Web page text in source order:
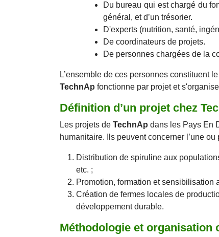
Du bureau qui est chargé du
général, et d’un trésorier.
D'experts (nutrition, santé,
De coordinateurs de projets.
De personnes chargées de la
L’ensemble de ces personnes constituent
TechnAp fonctionne par projet et
Définition d’un projet chez
Les projets de TechnAp dans les Pays En
humanitaire. Ils peuvent concerner l’une
Distribution de spiruline aux
etc. ;
Promotion, formation et sensibilisation
Création de fermes locales de
développement durable.
Méthodologie et organisation